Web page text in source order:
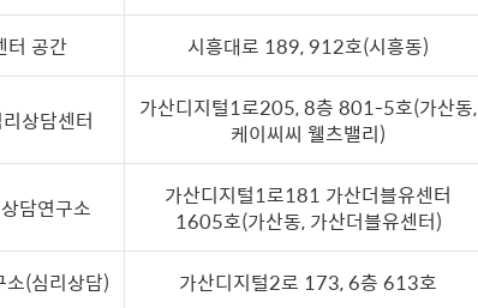
터 공간 시흥대로 189, 912호(시흥동)
상담센터
가산디지털1로205, 8층 801-5호(가산동,
케이씨씨 웰츠밸리)
담연구소
가산디지털1로181 가산더블유센터
1605호(가산동, 가산더블유센터)
소(심리상담) 가산디지털2로 173, 6층 613호